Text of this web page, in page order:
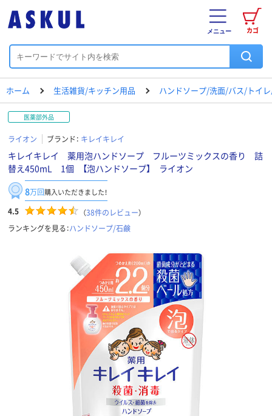
カゴ
メニュー
ホーム 生活雑貨/キッチン用品 ハンドソープ/洗面/バス/トイ
医薬部外品
ライオン ブランド： キレイキレイ
キレイキレイ 薬用泡ハンドソープ フルーツミックスの香り 詰
替え450mL 1個 【泡ハンドソープ】 ライオン
8万回購入いただきました！
4.5 （38件のレビュー）
ランキングを見る：ハンドソープ/石鹸